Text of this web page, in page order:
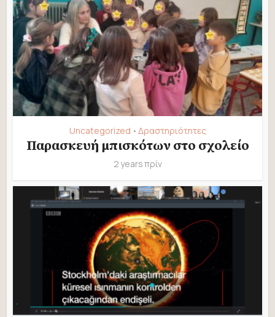
Uncategorized • Δραστηριότητες
Παρασκευή μπισκότων στο σχολείο
2 years πρίν